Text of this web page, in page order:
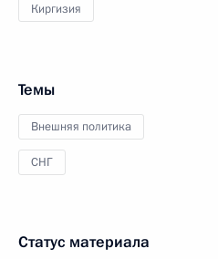
Киргизия
Темы
Внешняя политика
СНГ
Статус материала